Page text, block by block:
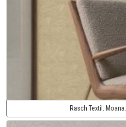
Rasch Textil: Moana: